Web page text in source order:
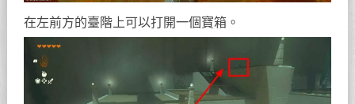
在左前方的臺階上可以打開一個寶箱。